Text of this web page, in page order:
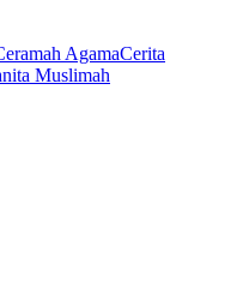
AgamaCerita
Muslimah